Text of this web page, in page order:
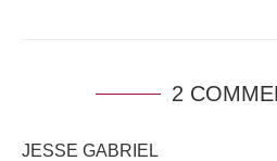
2
JESSE GABRIEL